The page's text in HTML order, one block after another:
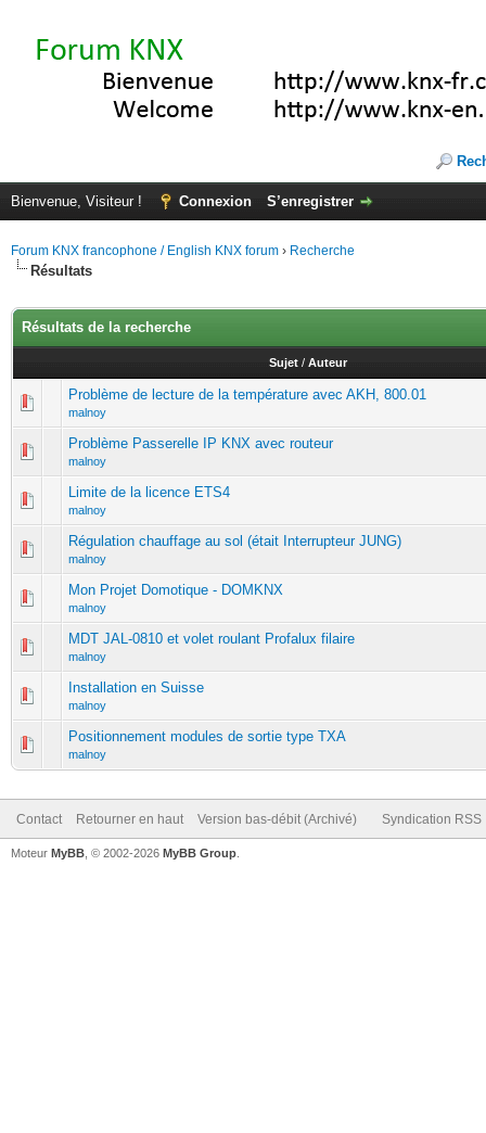
Bienvenue, Visiteur ! Connexion S’enregistrer
Forum KNX francophone / English KNX forum › Recherche
Résultats
Résultats de la recherche
Sujet / Auteur
Problème de lecture de la température avec AKH, 800.01
malnoy
Problème Passerelle IP KNX avec routeur
malnoy
Limite de la licence ETS4
malnoy
Régulation chauffage au sol (était Interrupteur JUNG)
malnoy
Mon Projet Domotique - DOMKNX
malnoy
MDT JAL-0810 et volet roulant Profalux filaire
malnoy
Installation en Suisse
malnoy
Positionnement modules de sortie type TXA
malnoy
Contact Retourner en haut Version bas-débit (Archivé) Syndication RSS
Moteur MyBB , © 2002-2026 MyBB Group